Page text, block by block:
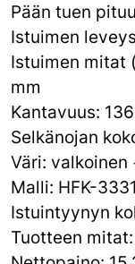
Pään tuen
Istuimen
Istuimen mitat
mm
Kantavuus:
Selkänojan
Väri: valkoinen
Malli: HFK-3331
Istuintyynyn
Tuotteen